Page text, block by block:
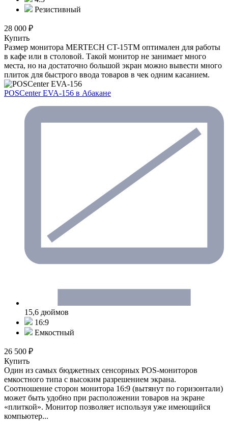
Резистивный
28 000 ₽
Купить
Размер монитора MERTECH CT-15ТM оптимален для работы
в кафе или в столовой. Такой монитор не занимает много
места, но на достаточно большой экран можно вывести много
плиток для быстрого ввода товаров в чек одним касанием.
POSCenter EVA-156 в Абакане
15,6 дюймов
16:9
Емкостный
26 500 ₽
Купить
Один из самых бюджетных сенсорных POS-мониторов
емкостного типа с высоким разрешением экрана.
Соотношение сторон монитора 16:9 (вытянут по горизонтали)
может быть удобно при расположении товаров на экране
«плиткой». Монитор позволяет используя уже имеющийся
компьютер...